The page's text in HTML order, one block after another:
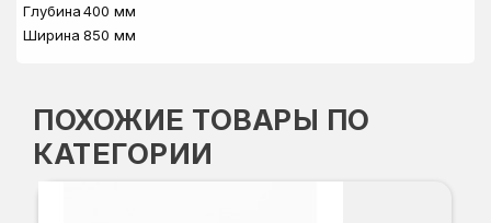
Глубина400 мм
Ширина 850 мм
ПОХОЖИЕ ТОВАРЫ ПО
КАТЕГОРИИ